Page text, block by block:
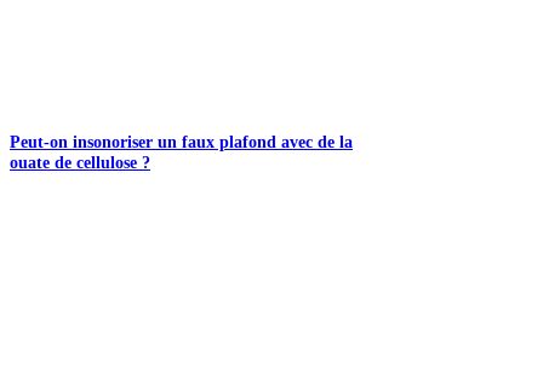
Peut-on insonoriser un faux plafond avec de la
ouate de cellulose ?